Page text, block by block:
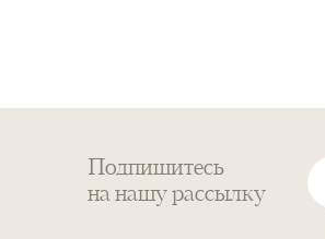
Подпишитесь
на нашу рассылку